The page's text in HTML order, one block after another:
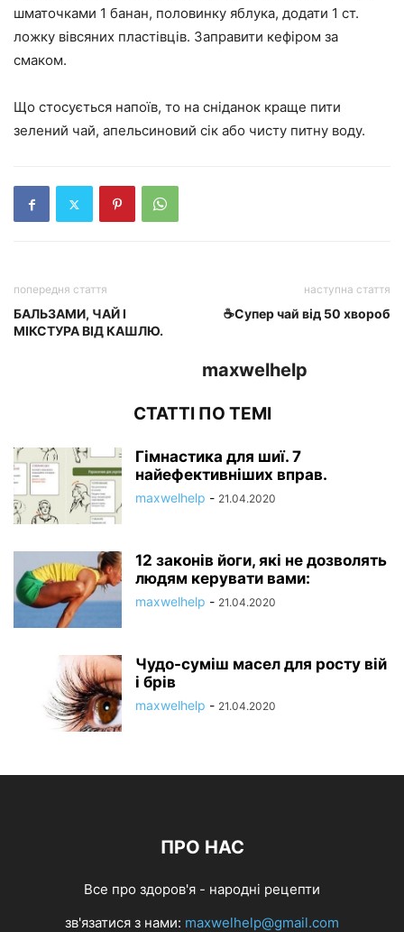
шматочками 1 банан, половинку яблука, додати 1 ст.
ложку вівсяних пластівців. Заправити кефіром за
смаком.
Що стосується напоїв, то на сніданок краще пити
зелений чай, апельсиновий сік або чисту питну воду.
попередня стаття
БАЛЬЗАМИ, ЧАЙ І
МІКСТУРА ВІД КАШЛЮ.
наступна стаття
☕Супер чай від 50 хвороб
maxwelhelp
СТАТТІ ПО ТЕМІ
Гімнастика для шиї. 7
найефективніших вправ.
maxwelhelp - 21.04.2020
12 законів йоги, які не дозволять
людям керувати вами:
maxwelhelp - 21.04.2020
Чудо-суміш масел для росту вій
і брів
maxwelhelp - 21.04.2020
ПРО НАС
Все про здоров'я - народні рецепти
зв'язатися з нами: maxwelhelp@gmail.com